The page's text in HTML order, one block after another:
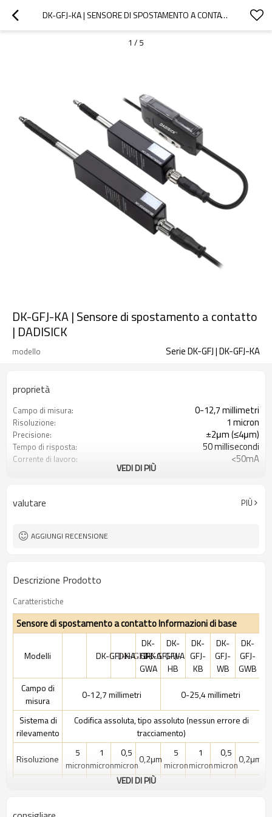
DK-GFJ-KA | SENSORE DI SPOSTAMENTO A CONTATTO | DADISICK
1 / 5
DK-GFJ-KA | Sensore di spostamento a contatto
| DADISICK
modello Serie DK-GFJ | DK-GFJ-KA
proprietà
Campo di misura: 0-12,7 millimetri
Risoluzione: 1 micron
Precisione: ±2μm (≤4μm)
Tempo di risposta: 50 millisecondi
Corrente di lavoro: <50mA
Regolatore: DC12-24V; sonda: DC5V
Grado di protezione IP65
VEDI DI PIÙ
valutare PIÙ
AGGIUNGI RECENSIONE
Descrizione Prodotto
Caratteristiche
Sensore di spostamento a contatto Informazioni di base
Modelli DK-GFJ-HADK-GFJ-KADK-GFJ-WA
DK-
GFJ-
GWA
DK-
GFJ-
HB
DK-
GFJ-
KB
DK-
GFJ-
WB
DK-
GFJ-
GWB
Campo di
misura
0-12,7 millimetri 0-25,4 millimetri
Sistema di
rilevamento
Codifica assoluta, tipo assoluto (nessun errore di
tracciamento)
Risoluzione
5
micron
1
micron
0,5
micron0,2μm
5
micron
1
micron
0,5
micron0,2μm
VEDI DI PIÙ